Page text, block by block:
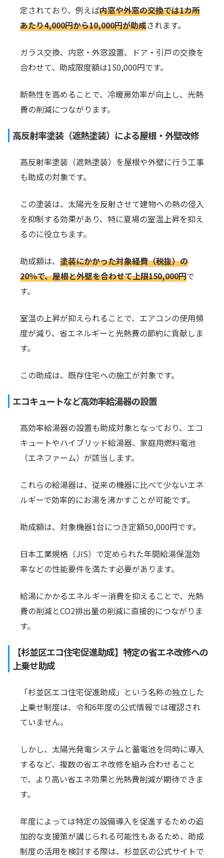
定されており、例えば内窓や外窓の交換では1カ所
あたり4,000円から10,000円が助成されます。
ガラス交換、内窓・外窓設置、ドア・引戸の交換を
合わせて、助成限度額は150,000円です。
断熱性を高めることで、冷暖房効率が向上し、光熱
費の削減につながります。
高反射率塗装（遮熱塗装）による屋根・外壁改修
高反射率塗装（遮熱塗装）を屋根や外壁に行う工事
も助成の対象です。
この塗装は、太陽光を反射させて建物への熱の侵入
を抑制する効果があり、特に夏場の室温上昇を抑え
るのに役立ちます。
助成額は、 塗装にかかった対象経費（税抜）の
20％で、屋根と外壁を合わせて上限150,000円で
す。
室温の上昇が抑えられることで、エアコンの使用頻
度が減り、省エネルギーと光熱費の節約に貢献しま
す。
この助成は、既存住宅への施工が対象です。
エコキュートなど高効率給湯器の設置
高効率給湯器の設置も助成対象となっており、エコ
キュートやハイブリッド給湯器、家庭用燃料電池
（エネファーム）が該当します。
これらの給湯器は、従来の機器に比べて少ないエネ
ルギーで効率的にお湯を沸かすことが可能です。
助成額は、対象機器1台につき定額50,000円です。
日本工業規格（JIS）で定められた年間給湯保温効
率などの性能要件を満たす必要があります。
給湯にかかるエネルギー消費を抑えることで、光熱
費の削減とCO2排出量の削減に直接的につながりま
す。
【杉並区エコ住宅促進助成】特定の省エネ改修への
上乗せ助成
「杉並区エコ住宅促進助成」という名称の独立した
上乗せ制度は、令和6年度の公式情報では確認され
ていません。
しかし、太陽光発電システムと蓄電池を同時に導入
するなど、複数の省エネ改修を組み合わせること
で、より高い省エネ効果と光熱費削減が期待できま
す。
年度によっては特定の設備導入を促進するための追
加的な支援策が講じられる可能性もあるため、助成
制度の活用を検討する際は、杉並区の公式サイトで